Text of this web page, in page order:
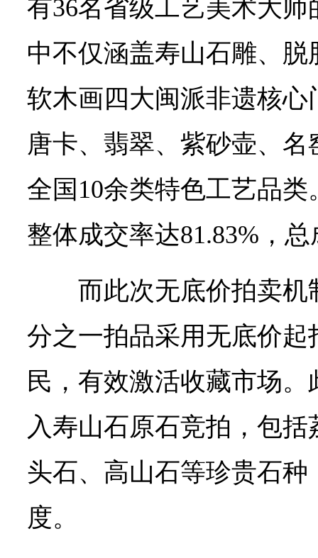
有36名省级工艺美术大
中不仅涵盖寿山石雕、
软木画四大闽派非遗核
唐卡、翡翠、紫砂壶、
全国10余类特色工艺品
整体成交率达81.83%，
而此次无底价拍卖
分之一拍品采用无底价
民，有效激活收藏市场
入寿山石原石竞拍，包
头石、高山石等珍贵石
度。